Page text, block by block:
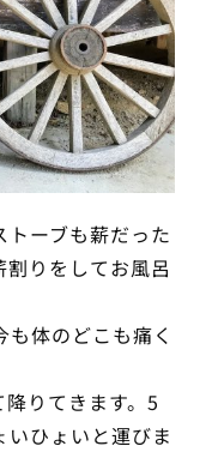
ーブも薪だった
りをしてお風呂
体のどこも痛く
りてきます。5
ひょいと運びま